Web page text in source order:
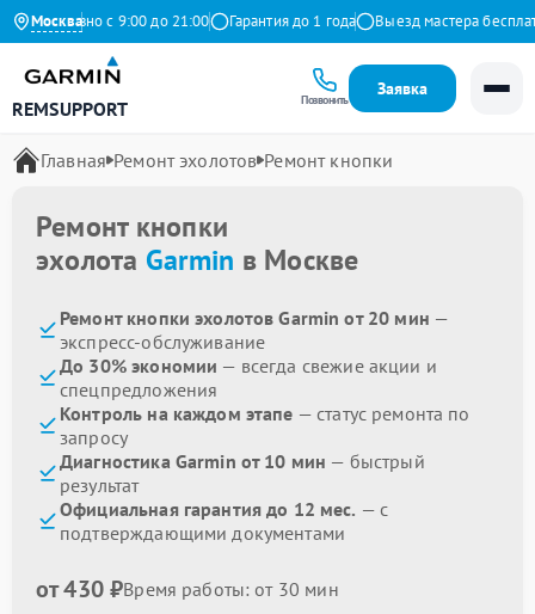
Москва
Ежедневно с 9:00 до 21:00 Гарантия до 1 года Выезд мастера бесплатно
REMSUPPORT Позвонить
Заявка
Главная Ремонт эхолотов Ремонт кнопки
Ремонт кнопки
эхолота Garmin в Москве
Ремонт кнопки эхолотов Garmin от 20 мин —
экспресс-обслуживание
До 30% экономии — всегда свежие акции и
спецпредложения
Контроль на каждом этапе — статус ремонта по
запросу
Диагностика Garmin от 10 мин — быстрый
результат
Официальная гарантия до 12 мес. — с
подтверждающими документами
от 430 ₽Время работы: от 30 мин